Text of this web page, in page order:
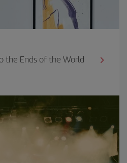
the Ends of the World